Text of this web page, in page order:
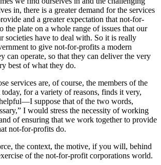
in, there is a greater demand for the services
and a greater expectation that not-for-
the plate on a whole range of issues that our
societies have to deal with. So it is really
to give not-for-profits a modern
can operate, so that they can deliver the very
best of what they do.
services are, of course, the members of the
for a variety of reasons, finds it very,
suppose that of the two words,
I would stress the necessity of working
of ensuring that we work together to provide
not-for-profits do.
the context, the motive, if you will, behind
of the not-for-profit corporations world.